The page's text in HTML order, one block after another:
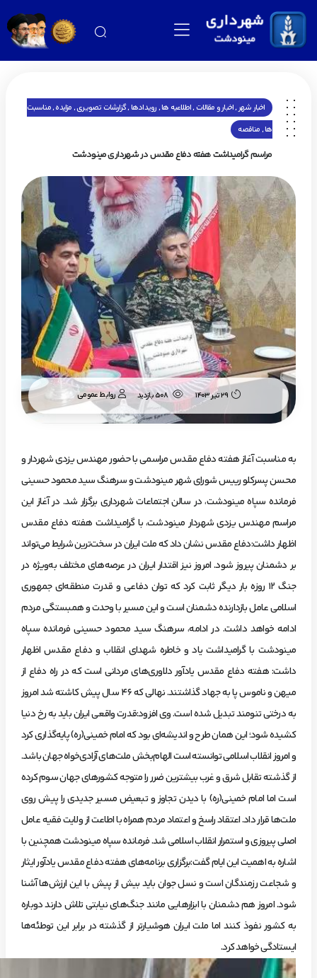
اخبار شهر,اخبار و مقالات,اطلاعیه ها,رویـدادها,گزارشات تصویری,مزایده,مناسبت
ها,مناقصه
مراسم گرامیداشت هفته دفاع مقدس در شهرداری مینودشت
۲۹ تیر ۱۴۰۳ 508 بازدید روابط عمومی
به مناسبت آغاز هفته دفاع مقدس مراسمی با حضور مهندس یزدی شهردار و
محسن پسرکلو رییس شورای شهر مینودشت و سرهنگ سید محمود حسینی
فرمانده سپاه مینودشت، در سالن اجتماعات شهرداری برگزار شد. در آغاز این
مراسم مهندس یزدی شهردار مینودشت، با گرامیداشت هفته دفاع مقدس
اظهار داشت:دفاع مقدس نشان داد که ملت ایران در سخت‌ترین شرایط می‌تواند
بر دشمنان پیروز شود. امروز نیز اقتدار ایران در عرصه‌های مختلف به‌ویژه در
جنگ ۱۲ روزه بار دیگر ثابت کرد که توان دفاعی و قدرت منطقه‌ای جمهوری
اسلامی عامل بازدارنده دشمنان است و این مسیر با وحدت و همبستگی مردم
ادامه خواهد داشت. در ادامه، سرهنگ سید محمود حسینی فرمانده سپاه
مینودشت با گرامیداشت یاد و خاطره شهدای انقلاب و دفاع مقدس اظهار
داشت: هفته دفاع مقدس یادآور دلاوری‌های مردانی است که در راه دفاع از
میهن و ناموس پا به جهاد گذاشتند. نهالی که ۴۶ سال پیش کاشته شد امروز
به درختی تنومند تبدیل شده است. وی افزود:قدرت واقعی ایران باید به رخ دنیا
کشیده شود؛ این همان طرح و اندیشه‌ای بود که امام خمینی(ره) پایه‌گذاری کرد
و امروز انقلاب اسلامی توانسته است الهام‌بخش ملت‌های آزادی‌خواه جهان باشد.
از گذشته تقابل شرق و غرب بیشترین ضرر را متوجه کشورهای جهان سوم کرده
است اما امام خمینی(ره) با دیدن تجاوز و تبعیض مسیر جدیدی را پیش روی
ملت‌ها قرار داد. اعتقاد راسخ و اعتماد مردم همراه با اطاعت از ولایت فقیه عامل
اصلی پیروزی و استمرار انقلاب اسلامی شد. فرمانده سپاه مینودشت همچنین با
اشاره به اهمیت این ایام گفت:برگزاری برنامه‌های هفته دفاع مقدس یادآور ایثار
و شجاعت رزمندگان است و نسل جوان باید بیش از پیش با این ارزش‌ها آشنا
شود. امروز هم دشمنان با ابزارهایی مانند جنگ‌های نیابتی تلاش دارند دوباره
به کشور نفوذ کنند اما ملت ایران هوشیارتر از گذشته در برابر این توطئه‌ها
ایستادگی خواهد کرد.